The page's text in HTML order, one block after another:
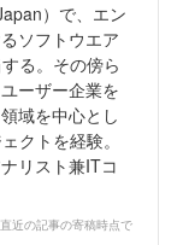
）で、エン
ソフトウエア
る。その傍ら
ーザー企業を
域を中心とし
クトを経験。
リスト兼ITコ
近の記事の寄稿時点で